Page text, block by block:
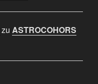
zu ASTROCOHORS